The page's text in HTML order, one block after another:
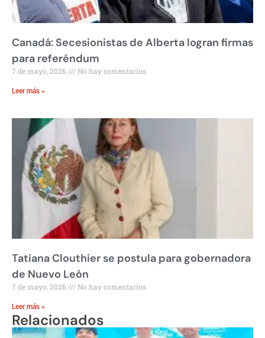
Canadá: Secesionistas de Alberta logran firmas
para referéndum
7 de mayo, 2026 No hay comentarios
Leer más »
Tatiana Clouthier se postula para gobernadora
de Nuevo León
7 de mayo, 2026 No hay comentarios
Leer más »
Relacionados